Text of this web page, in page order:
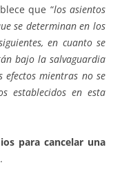
que “los asientos
se determinan en los
en cuanto se
bajo la salvaguardia
efectos mientras no se
establecidos en esta
para cancelar una
.